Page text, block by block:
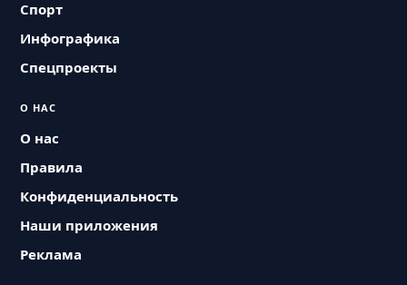
Спорт
Инфографика
Спецпроекты
О НАС
О нас
Правила
Конфиденциальность
Наши приложения
Реклама